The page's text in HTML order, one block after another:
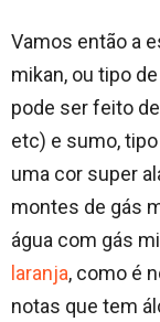
Vamos então a
mikan, ou tipo
pode ser feito de
etc) e sumo,
uma cor super
montes de gás
água com gás
laranja, como é
notas que tem